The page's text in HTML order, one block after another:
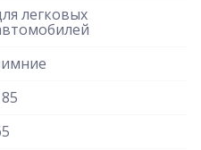
легковых